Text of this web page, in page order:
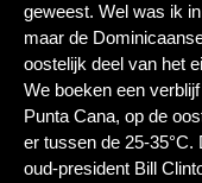
geweest. Wel was ik
maar de
oostelijk deel van het
We boeken een
Punta Cana, op de
er tussen de 25-
oud-president Bill